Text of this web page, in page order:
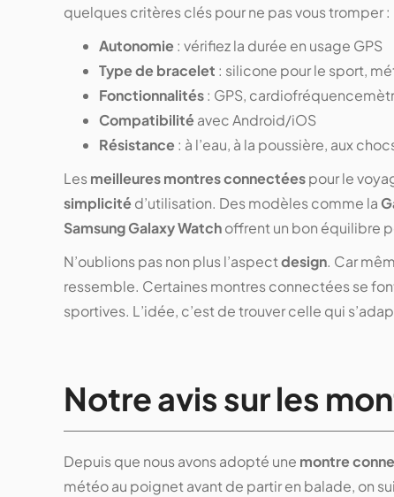
quelques critères clés pour ne pas vous tromper :
Autonomie: vérifiez la durée en usage GPS
Type de bracelet : silicone pour le sport,
Fonctionnalités: GPS,
Compatibilitéavec Android/iOS
Résistance: à l’eau, à la poussière, aux
Lesmeilleures montres connectéespour le
simplicitéd’utilisation. Des modèles comme la
Samsung Galaxy Watchoffrent un bon équilibre
N’oublions pas non plus l’aspectdesign. Car
ressemble. Certaines montres connectées se
sportives. L’idée, c’est de trouver celle qui
Notre avis sur les
Depuis que nous avons adopté une montre
météo au poignet avant de partir en balade, on